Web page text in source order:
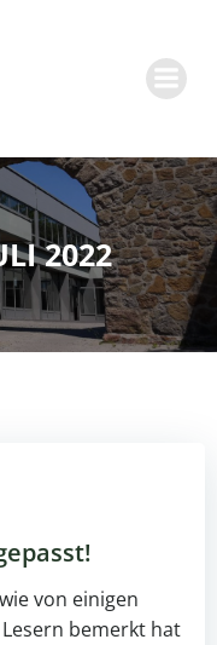
2022
von einigen
bemerkt hat